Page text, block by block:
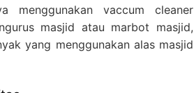
menggunakan vaccum cleaner
masjid atau marbot masjid,
yang menggunakan alas masjid